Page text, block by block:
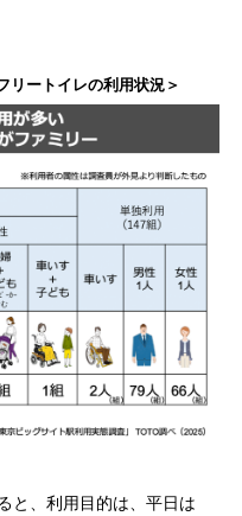
ートイレの利用状況＞
と、利用目的は、平日は